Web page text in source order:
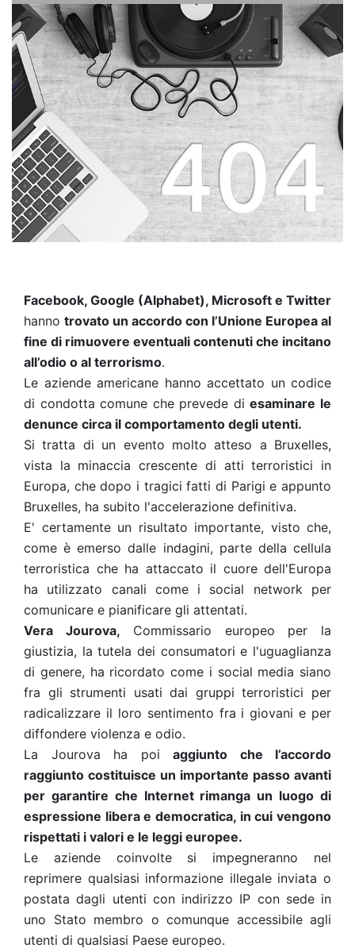
Facebook, Google (Alphabet), Microsoft e Twitter
hanno trovato un accordo con l’Unione Europea al
fine di rimuovere eventuali contenuti che incitano
all’odio o al terrorismo.
Le aziende americane hanno accettato un codice
di condotta comune che prevede diesaminare le
denunce circa il comportamento degli utenti.
Si tratta di un evento molto atteso a Bruxelles,
vista la minaccia crescente di atti terroristici in
Europa, che dopo i tragici fatti di Parigi e appunto
Bruxelles, ha subito l'accelerazione definitiva.
E' certamente un risultato importante, visto che,
come è emerso dalle indagini, parte della cellula
terroristica che ha attaccato il cuore dell'Europa
ha utilizzato canali come i social network per
comunicare e pianificare gli attentati.
Vera Jourova, Commissario europeo per la
giustizia, la tutela dei consumatori e l'uguaglianza
di genere, ha ricordato come i social media siano
fra gli strumenti usati dai gruppi terroristici per
radicalizzare il loro sentimento fra i giovani e per
diffondere violenza e odio.
La Jourova ha poi aggiunto che l’accordo
raggiunto costituisce un importante passo avanti
per garantire che Internet rimanga un luogo di
espressione libera e democratica, in cui vengono
rispettati i valori e le leggi europee.
Le aziende coinvolte si impegneranno nel
reprimere qualsiasi informazione illegale inviata o
postata dagli utenti con indirizzo IP con sede in
uno Stato membro o comunque accessibile agli
utenti di qualsiasi Paese europeo.